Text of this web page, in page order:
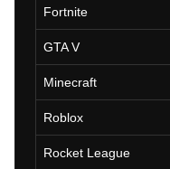
Fortnite
GTA V
Minecraft
Roblox
Rocket League